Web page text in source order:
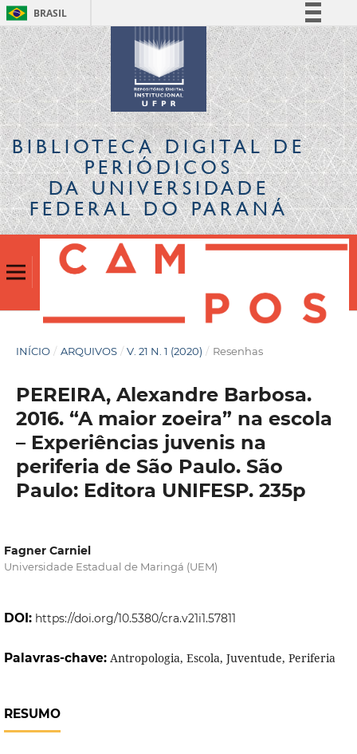
BRASIL
Simplifique!
Comunica BR
Participe
Acesso à informação
Legislação
Canais
BIBLIOTECA DIGITALDE
PERIÓDICOS
DA UNIVERSIDADE
FEDERAL DO PARANÁ
INÍCIO / ARQUIVOS / V. 21 N. 1 (2020) / Resenhas
PEREIRA, Alexandre Barbosa.
2016. “A maior zoeira” na escola
– Experiências juvenis na
periferia de São Paulo. São
Paulo: Editora UNIFESP. 235p
Fagner Carniel
Universidade Estadual de Maringá (UEM)
DOI: https://doi.org/10.5380/cra.v21i1.57811
Palavras-chave: Antropologia, Escola, Juventude, Periferia
RESUMO